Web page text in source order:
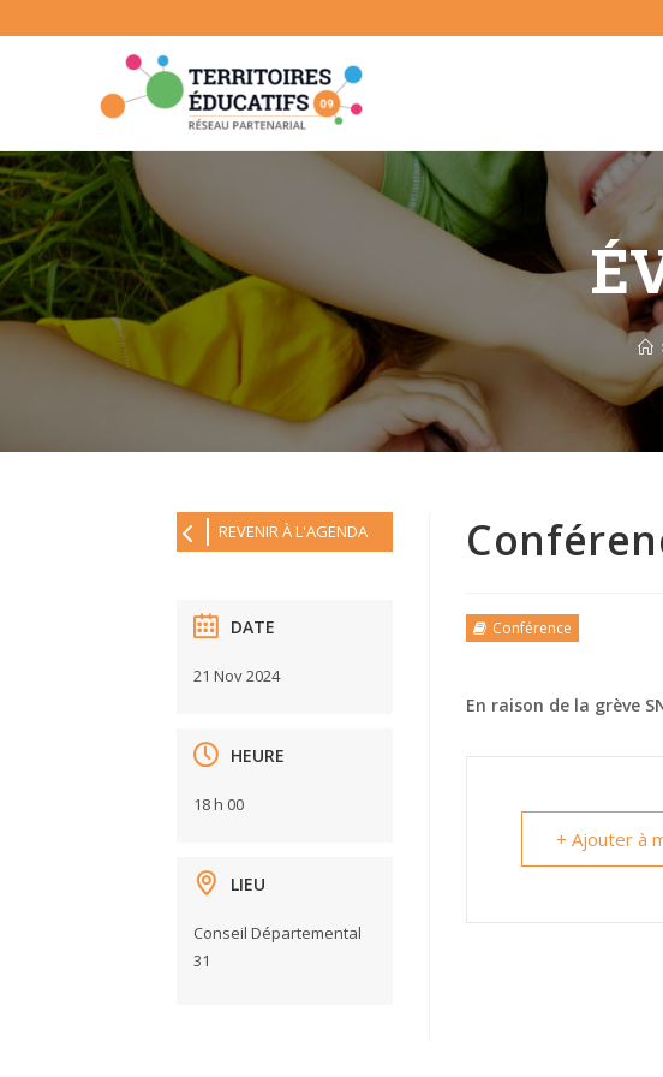
to
Conférence
En raison de la grève
+ Ajouter à
REVENIR À L'AGENDA
DATE
21 Nov 2024
HEURE
18 h 00
LIEU
Conseil Départemental
31